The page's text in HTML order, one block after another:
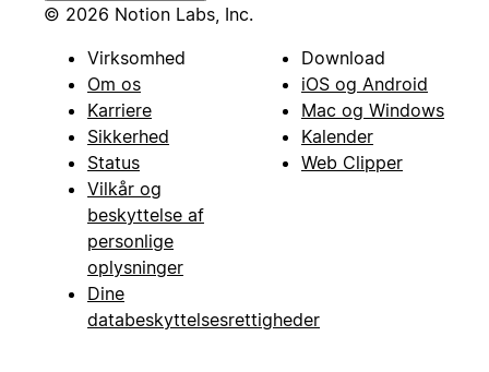
© 2026 Notion Labs, Inc.
Virksomhed
Om os
Karriere
Sikkerhed
Status
Vilkår og
beskyttelse af
personlige
oplysninger
Dine
databeskyttelsesrettigheder
Download
iOS og Android
Mac og Windows
Kalender
Web Clipper